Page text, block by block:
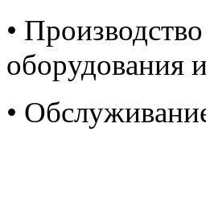
•
оборудования
•